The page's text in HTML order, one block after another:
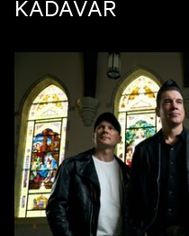
KADAVAR